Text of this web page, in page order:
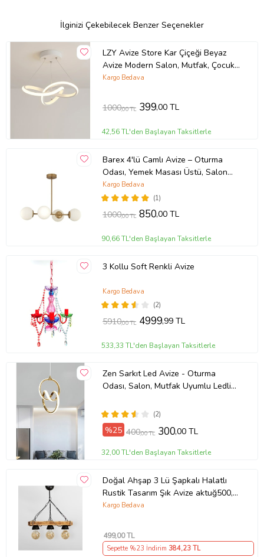
İlginizi Çekebilecek Benzer Seçenekler
LZY Avize Store Kar Çiçeği Beyaz
Avize Modern Salon, Mutfak, Çocuk
Odası ve Antre Aydınlatma (Siyah)
Kargo Bedava
1000,00 TL 399,00 TL
42,56 TL'den Başlayan Taksitlerle
Barex 4'lü Camlı Avize – Oturma
Odası, Yemek Masası Üstü, Salon
Uyumlu Avize (Eskitme Altın)
(1)
Kargo Bedava
1000,00 TL 850,00 TL
90,66 TL'den Başlayan Taksitlerle
3 Kollu Soft Renkli Avize
(2)
Kargo Bedava
5910,00 TL 4999,99 TL
533,33 TL'den Başlayan Taksitlerle
Zen Sarkıt Led Avize - Oturma
Odası, Salon, Mutfak Uyumlu Ledli
(2)
%25 400,00 TL 300,00 TL
32,00 TL'den Başlayan Taksitlerle
Doğal Ahşap 3 Lü Şapkalı Halatlı
Rustik Tasarım Şık Avize aktuğ500,
one size
Kargo Bedava
499,00 TL
Sepette %23 İndirim 384,23 TL